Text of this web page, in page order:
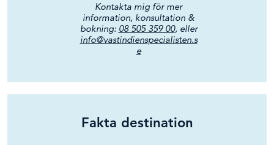
Kontakta mig för mer
information, konsultation &
bokning: 08 505 359 00, eller
info@vastindienspecialisten.s
e
Fakta destination